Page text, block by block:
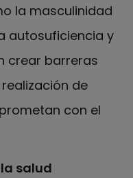
la masculinidad
autosuficiencia y
crear barreras
de
con el
salud